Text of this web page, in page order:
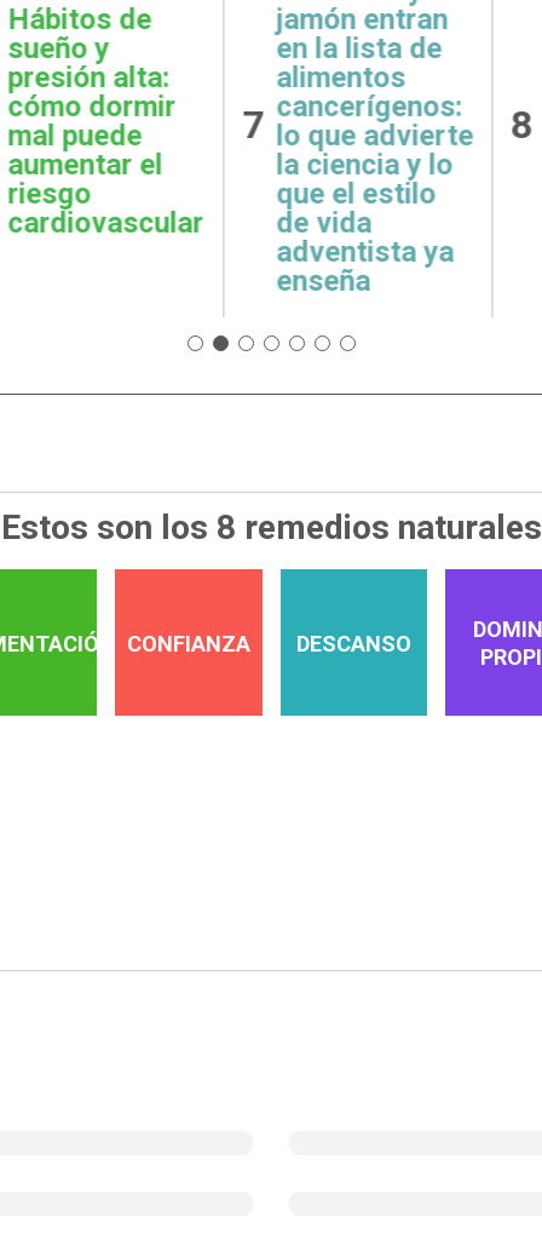
entran
de
advierte
y lo
estilo
8
Metas
realistas:
cómo definir
objetivos
posibles y
cuidar la salud
emocional
9
qué
la
Estos son los 8 remedios naturales
CONFIANZA DESCANSO